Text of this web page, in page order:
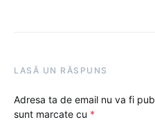
LASĂ UN RĂSPUNS
Adresa ta de email nu va fi
sunt marcate cu *